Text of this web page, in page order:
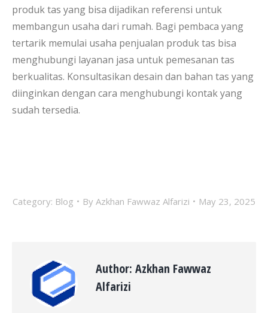
produk tas yang bisa dijadikan referensi untuk
membangun usaha dari rumah. Bagi pembaca yang
tertarik memulai usaha penjualan produk tas bisa
menghubungi layanan jasa untuk pemesanan tas
berkualitas. Konsultasikan desain dan bahan tas yang
diinginkan dengan cara menghubungi kontak yang
sudah tersedia.
Category: Blog By Azkhan Fawwaz Alfarizi May 23, 2025
Author: Azkhan Fawwaz
Alfarizi